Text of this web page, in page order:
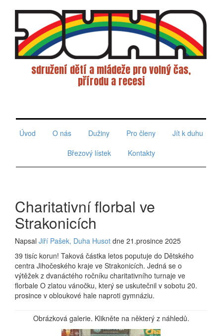
sdružení dětí a mládeže pro volný čas,
přírodu a recesi
Úvod
O nás Dužiny Pro členy
Jít k duhu
Březový lístek
Kontakty
Charitativní florbal ve
Strakonicích
Napsal Jiří Pašek, Duha Husot dne 21.prosince 2025
39 tisíc korun! Taková částka letos poputuje do Dětského
centra Jihočeského kraje ve Strakonicích. Jedná se o
výtěžek z dvanáctého ročníku charitativního turnaje ve
florbale O zlatou vánočku, který se uskutečnil v sobotu 20.
prosince v obloukové hale naproti gymnáziu.
Obrázková galerie. Klikněte na některý z náhledů.